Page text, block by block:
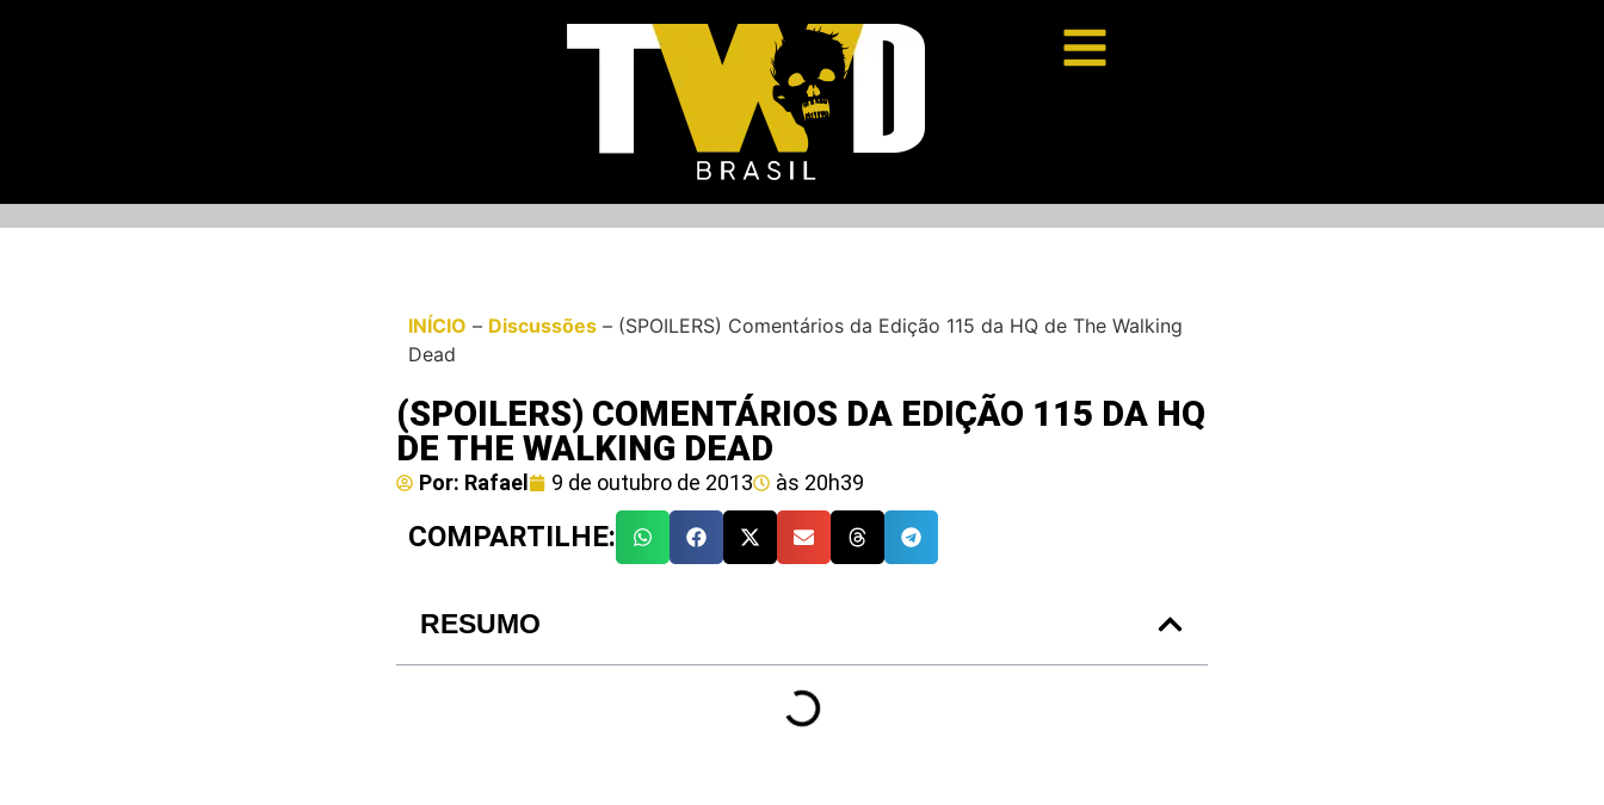
INÍCIO – Discussões – (SPOILERS) Comentários da Edição 115 da HQ de The Walking
Dead
(SPOILERS) COMENTÁRIOS DA EDIÇÃO 115 DA HQ
DE THE WALKING DEAD
Por: Rafael 9 de outubro de 2013 às 20h39
COMPARTILHE:
RESUMO